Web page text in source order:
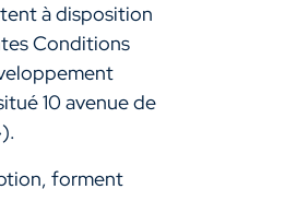
à disposition
Conditions
10 avenue de
forment